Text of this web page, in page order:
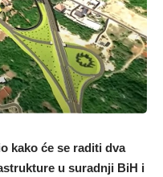
kako će se raditi dva
u suradnji BiH i